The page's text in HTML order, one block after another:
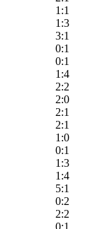
1:1
1:3
3:1
0:1
0:1
1:4
2:2
2:0
2:1
2:1
1:0
0:1
1:3
1:4
5:1
0:2
2:2